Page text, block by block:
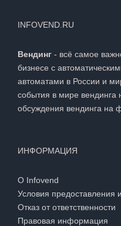
INFOVEND.RU
Вендинг - всё самое
бизнесе с
автоматами в России и
события в мире вендинга
обсуждения вендинга на
ИНФОРМАЦИЯ
О Infovend
Условия предоставления
Отказ от ответственности
Правовая информация